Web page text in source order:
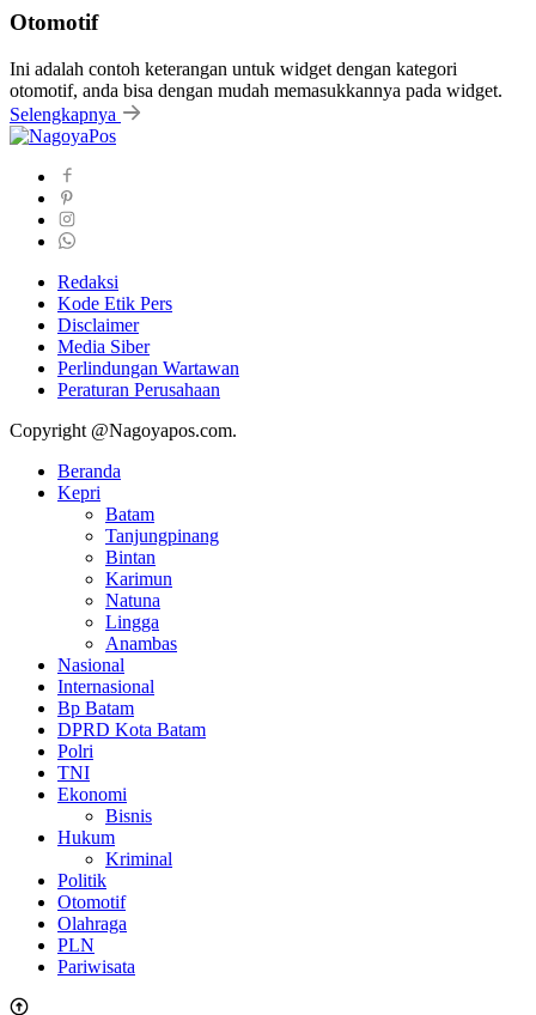
Otomotif
Ini adalah contoh keterangan untuk widget dengan kategori
otomotif, anda bisa dengan mudah memasukkannya pada widget.
Selengkapnya
Redaksi
Kode Etik Pers
Disclaimer
Media Siber
Perlindungan Wartawan
Peraturan Perusahaan
Copyright @Nagoyapos.com.
Beranda
Kepri
Batam
Tanjungpinang
Bintan
Karimun
Natuna
Lingga
Anambas
Nasional
Internasional
Bp Batam
DPRD Kota Batam
Polri
TNI
Ekonomi
Bisnis
Hukum
Kriminal
Politik
Otomotif
Olahraga
PLN
Pariwisata